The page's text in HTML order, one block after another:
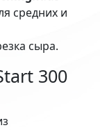
средних и
сыра.
300